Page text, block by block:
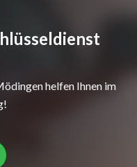
helfen Ihnen im